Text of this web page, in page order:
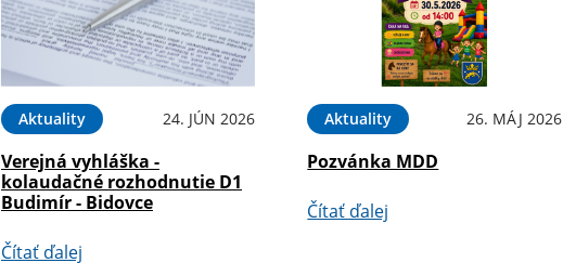
Aktuality 24. JÚN 2026
Verejná vyhláška -
kolaudačné rozhodnutie D1
Budimír - Bidovce
Čítať ďalej
Aktuality 26. MÁJ 2026
Pozvánka MDD
Čítať ďalej